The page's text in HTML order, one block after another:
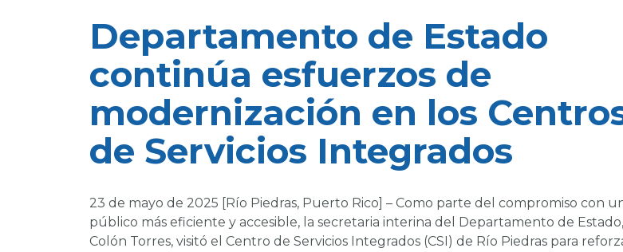
Departamento de Estado
continúa esfuerzos de
modernización en los
de Servicios Integrados
23 de mayo de 2025 [Río Piedras, Puerto Rico] – Como parte del compromiso con
público más eficiente y accesible, la secretaria interina del Departamento de
Colón Torres, visitó el Centro de Servicios Integrados (CSI) de Río Piedras para